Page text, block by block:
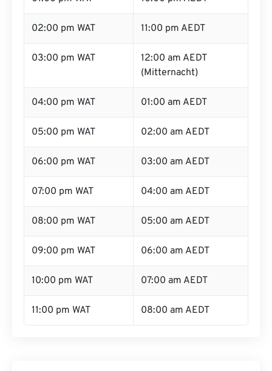
02:00 pm WAT 11:00 pm AEDT
03:00 pm WAT
12:00 am AEDT
(Mitternacht)
04:00 pm WAT 01:00 am AEDT
05:00 pm WAT 02:00 am AEDT
06:00 pm WAT 03:00 am AEDT
07:00 pm WAT 04:00 am AEDT
08:00 pm WAT 05:00 am AEDT
09:00 pm WAT 06:00 am AEDT
10:00 pm WAT 07:00 am AEDT
11:00 pm WAT 08:00 am AEDT